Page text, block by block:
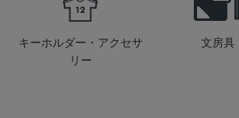
キーホルダー・アクセサ
リー
文房具